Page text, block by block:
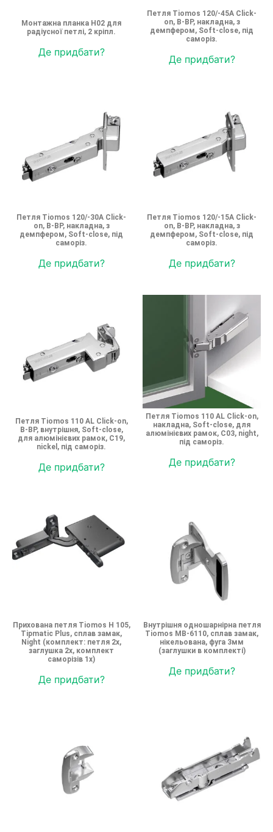
Монтажна планка H02 для
радіусної петлі, 2 кріпл.
Де придбати?
Петля Tiomos 120/-45A Click-
on, B-BP, накладна, з
демпфером, Soft-close, під
саморіз.
Де придбати?
Петля Tiomos 120/-30A Click-
on, B-BP, накладна, з
демпфером, Soft-close, під
саморіз.
Де придбати?
Петля Tiomos 120/-15A Click-
on, B-BP, накладна, з
демпфером, Soft-close, під
саморіз.
Де придбати?
Петля Tiomos 110 AL Click-on,
B-BP, внутрішня, Soft-close,
для алюмінієвих рамок, С19,
nickel, під саморіз.
Де придбати?
Петля Tiomos 110 AL Click-on,
накладна, Soft-close, для
алюмінієвих рамок, С03, night,
під саморіз.
Де придбати?
Прихована петля Tiomos H 105,
Tipmatic Plus, сплав замак,
Night (комплект: петля 2х,
заглушка 2х, комплект
саморізів 1х)
Де придбати?
Внутрішня одношарнірна петля
Tiomos MB-6110, сплав замак,
нікельована, фуга 3мм
(заглушки в комплекті)
Де придбати?